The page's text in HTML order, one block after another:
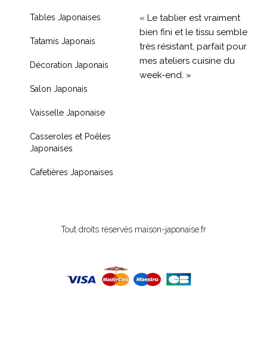
Tables Japonaises
Tatamis Japonais
Décoration Japonais
Salon Japonais
Vaisselle Japonaise
Casseroles et Poêles
Japonaises
Cafetières Japonaises
« Le tablier est vraiment
bien fini et le tissu semble
très résistant, parfait pour
mes ateliers cuisine du
week-end. »
Tout droits réservés maison-japonaise.fr